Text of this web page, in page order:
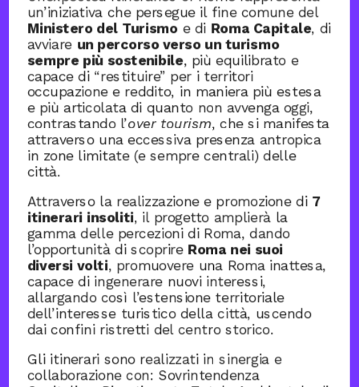
un’iniziativa che persegue il fine comune del
Ministero del Turismo e di Roma Capitale, di
avviare un percorso verso un turismo
sempre più sostenibile, più equilibrato e
capace di “restituire” per i territori
occupazione e reddito, in maniera più estesa
e più articolata di quanto non avvenga oggi,
contrastando l’over tourism, che si manifesta
attraverso una eccessiva presenza antropica
in zone limitate (e sempre centrali) delle
città.
Attraverso la realizzazione e promozione di 7
itinerari insoliti, il progetto amplierà la
gamma delle percezioni di Roma, dando
l’opportunità di scoprire Roma nei suoi
diversi volti, promuovere una Roma inattesa,
capace di ingenerare nuovi interessi,
allargando così l’estensione territoriale
dell’interesse turistico della città, uscendo
dai confini ristretti del centro storico.
Gli itinerari sono realizzati in sinergia e
collaborazione con: Sovrintendenza